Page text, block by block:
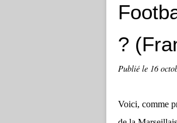
?
Publié le 16
Voici, comme